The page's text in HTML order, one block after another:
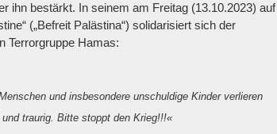
ihn bestärkt. In seinem am Freitag (13.10.2023) auf
(„Befreit Palästina“) solidarisiert sich der
Terrorgruppe Hamas:
und insbesondere unschuldige Kinder verlieren
traurig. Bitte stoppt den Krieg!!!«